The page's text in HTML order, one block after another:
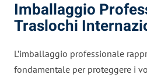
Imballaggio
Traslochi
L’imballaggio professionale
fondamentale per proteggere i